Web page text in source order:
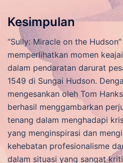
Kesimpulan
“Sully: Miracle on the
memperlihatkan momen
dalam pendaratan darurat
1549 di Sungai Hudson.
mengesankan oleh Tom
berhasil menggambarkan
tenang dalam menghadapi
yang menginspirasi dan
kehebatan profesionalisme
dalam situasi yang sangat